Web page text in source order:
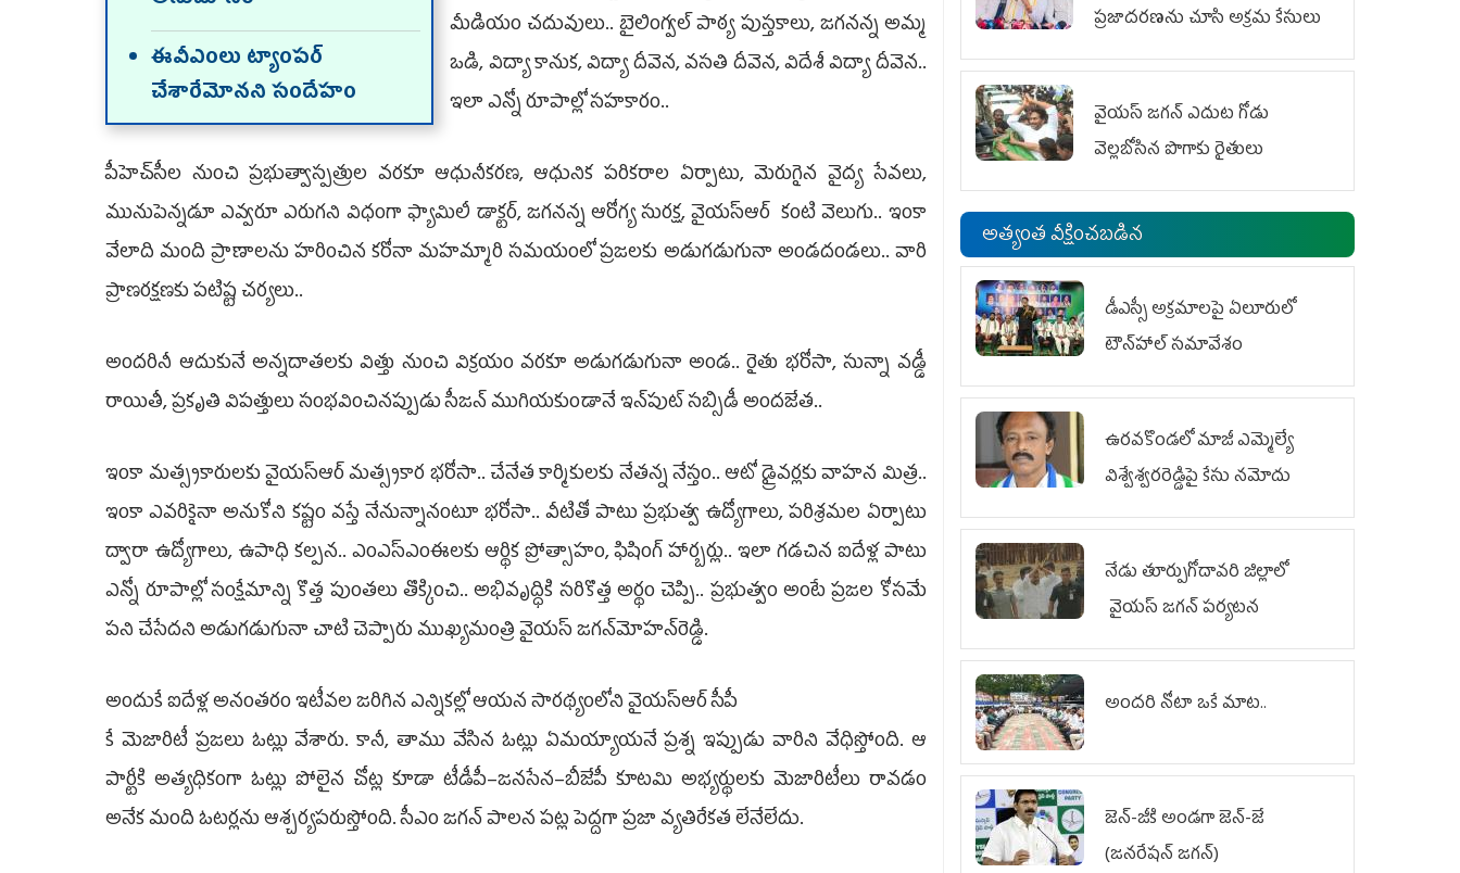
ఈవీఎంలు ట్యాంపర్‌
చేశారేమోనని సందేహం
మీడియం చదువులు.. బైలింగ్వల్‌ పాఠ్య పుస్తకాలు, జగనన్న అమ్మ
ఒడి, విద్యా కానుక, విద్యా దీవెన, వసతి దీవెన, విదేశీ విద్యా దీవెన..
ఇలా ఎన్నో రూపాల్లో సహకారం..
పీహెచ్‌సీల నుంచి ప్రభుత్వాస్పత్రుల వరకూ ఆధునీకరణ, ఆధునిక పరికరాల ఏర్పాటు, మెరుగైన వైద్య సేవలు,
మునుపెన్నడూ ఎవ్వరూ ఎరుగని విధంగా ఫ్యామిలీ డాక్టర్, జగనన్న ఆరోగ్య సురక్ష, వైయ‌స్ఆర్‌ కంటి వెలుగు.. ఇంకా
వేలాది మంది ప్రాణాలను హరించిన కరోనా మహమ్మారి సమయంలో ప్రజలకు అడుగడుగునా అండదండలు.. వారి
ప్రాణరక్షణకు పటిష్ట చర్యలు..
అందరినీ ఆదుకునే అన్నదాతలకు విత్తు నుంచి విక్రయం వరకూ అడుగడుగునా అండ.. రైతు భరోసా, సున్నా వడ్డీ
రాయితీ, ప్రకృతి విపత్తులు సంభవించినప్పుడు సీజన్‌ ముగియకుండానే ఇన్‌పుట్‌ సబ్సిడీ అందజేత..
ఇంకా మత్స్యకారులకు వైయ‌స్ఆర్‌ మత్స్యకార భరోసా.. చేనేత కార్మికులకు నేతన్న నేస్తం.. ఆటో డ్రైవర్లకు వాహన మిత్ర..
ఇంకా ఎవరికైనా అనుకోని కష్టం వస్తే నేనున్నానంటూ భరోసా.. వీటితో పాటు ప్రభుత్వ ఉద్యోగాలు, పరిశ్రమల ఏర్పాటు
ద్వారా ఉద్యోగాలు, ఉపాధి కల్పన.. ఎంఎస్‌ఎంఈలకు ఆర్థిక ప్రోత్సాహం, ఫిషింగ్‌ హార్బర్లు.. ఇలా గడచిన ఐదేళ్ల పాటు
ఎన్నో రూపాల్లో సంక్షేమాన్ని కొత్త పుంతలు తొక్కించి.. అభివృద్ధికి సరికొత్త అర్థం చెప్పి.. ప్రభుత్వం అంటే ప్రజల కోసమే
పని చేసేదని అడుగడుగునా చాటి చెప్పారు ముఖ్యమంత్రి వైయ‌స్‌ జగన్‌మోహన్‌రెడ్డి.
అందుకే ఐదేళ్ల అనంతరం ఇటీవల జరిగిన ఎన్నికల్లో ఆయన సారథ్యంలోని వైయ‌స్ఆర్‌ సీపీ
కే మెజారిటీ ప్రజలు ఓట్లు వేశారు. కానీ, తాము వేసిన ఓట్లు ఏమయ్యాయనే ప్రశ్న ఇప్పుడు వారిని వేధిస్తోంది. ఆ
పార్టీకి అత్యధికంగా ఓట్లు పోలైన చోట్ల కూడా టీడీపీ–జనసేన–బీజేపీ కూటమి అభ్యర్థులకు మెజారిటీలు రావడం
అనేక మంది ఓటర్లను ఆశ్చర్యపరుస్తోంది. సీఎం జగన్‌ పాలన పట్ల పెద్దగా ప్రజా వ్యతిరేకత లేనేలేదు.
ప్రజాదరణను చూసి అక్రమ కేసులు
వైయ‌స్‌ జగన్ ఎదుట గోడు
వెల్లబోసిన పొగాకు రైతులు
అత్యంత వీక్షించబడిన
డీఎస్సీ అక్రమాలపై ఏలూరులో
టౌన్‌హాల్ సమావేశం
ఉరవకొండలో మాజీ ఎమ్మెల్యే
విశ్వేశ్వరరెడ్డిపై కేసు న‌మోదు
నేడు తూర్పుగోదావరి జిల్లాలో
వైయస్‌ జగన్‌ పర్యటన
అందరి నోటా ఒకే మాట..
జెన్‌-జీకి అండగా జెన్‌-జే
(జనరేషన్ జగన్)